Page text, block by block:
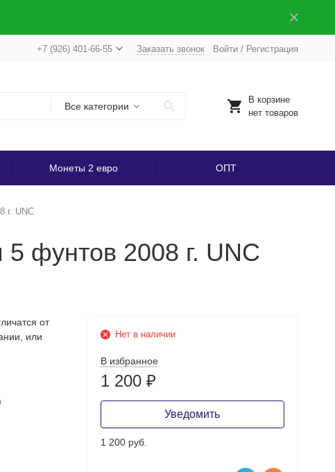
+7 (926) 401-66-55 Заказать звонок Войти/ Регистрация
Все категории
В корзине
нет товаров
Монеты 2 евро ОПТ
г. UNC
фунтов 2008 г. UNC
от
или
Нет в наличии
В избранное
1 200 ₽
Уведомить
1 200 руб.